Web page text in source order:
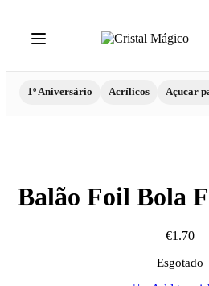
1º Aniversário Acrílicos Açucar
Balão Foil Bola
€1.70
Esgotado